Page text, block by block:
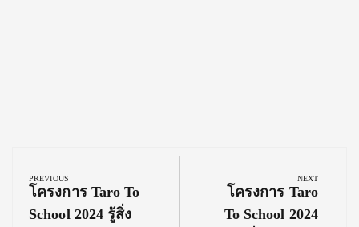
navigation
PREVIOUS
Previous
Post:
โครงการ Taro To
School 2024 รู้สิ่ง
NEXT
Next
Post:
โครงการ Taro
To School 2024